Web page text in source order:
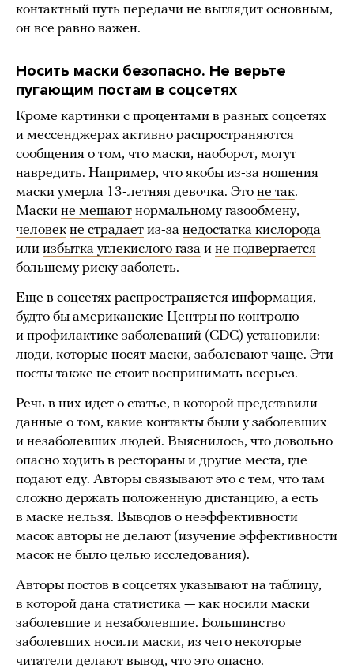
контактный путь передачи не выглядит основным,
он все равно важен.
Носить маски безопасно. Не верьте
пугающим постам в соцсетях
Кроме картинки с процентами в разных соцсетях
и мессенджерах активно распространяются
сообщения о том, что маски, наоборот, могут
навредить. Например, что якобы из-за ношения
маски умерла 13-летняя девочка. Это не так.
Маски не мешают нормальному газообмену,
человек не страдает из-за недостатка кислорода
или избытка углекислого газа и не подвергается
большему риску заболеть.
Еще в соцсетях распространяется информация,
будто бы американские Центры по контролю
и профилактике заболеваний (CDC) установили:
люди, которые носят маски, заболевают чаще. Эти
посты также не стоит воспринимать всерьез.
Речь в них идет о статье, в которой представили
данные о том, какие контакты были у заболевших
и незаболевших людей. Выяснилось, что довольно
опасно ходить в рестораны и другие места, где
подают еду. Авторы связывают это с тем, что там
сложно держать положенную дистанцию, а есть
в маске нельзя. Выводов о неэффективности
масок авторы не делают (изучение эффективности
масок не было целью исследования).
Авторы постов в соцсетях указывают на таблицу,
в которой дана статистика — как носили маски
заболевшие и незаболевшие. Большинство
заболевших носили маски, из чего некоторые
читатели делают вывод, что это опасно.